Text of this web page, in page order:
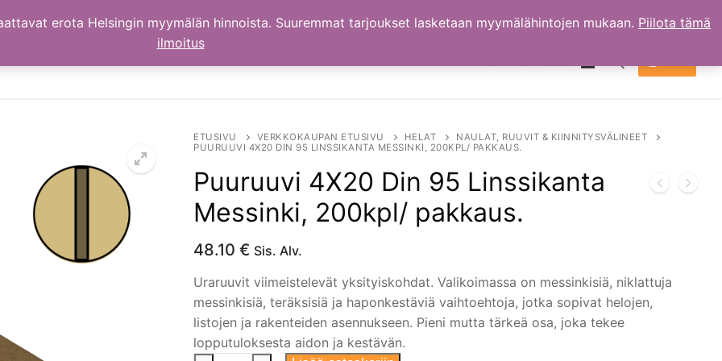
Hae:
ETUSIVU VERKKOKAUPAN ETUSIVU HELAT
NAULAT, RUUVIT & KIINNITYSVÄLINEET
PUURUUVI 4X20 DIN 95 LINSSIKANTA MESSINKI, 200KPL/ PAKKAUS.
Puuruuvi 4X20 Din 95 Linssikanta
Messinki, 200kpl/ pakkaus.
48.10 € Sis. Alv.
Uraruuvit viimeistelevät yksityiskohdat. Valikoimassa on messinkisiä, niklattuja
messinkisiä, teräksisiä ja haponkestäviä vaihtoehtoja, jotka sopivat helojen,
listojen ja rakenteiden asennukseen. Pieni mutta tärkeä osa, joka tekee
lopputuloksesta aidon ja kestävän.
erota Helsingin myymälän hinnoista. Suuremmat tarjoukset lasketaan myymälähintojen mukaan. Piilota tämä
ilmoitus